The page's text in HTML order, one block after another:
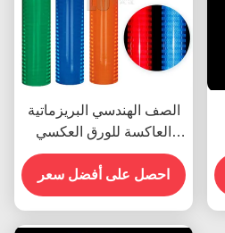
الصف الهندسي البريزماتية
العاكسة للورق العكسي
لعلامات المرور
احصل على أفضل سعر